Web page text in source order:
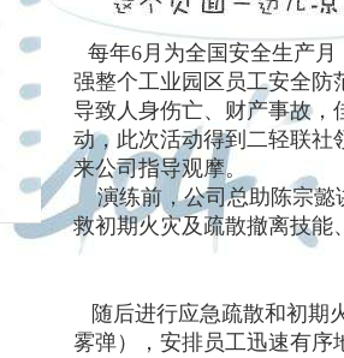
每年6月为全国安全生产
强整个工业园区员工安全防
导致人身伤亡、财产事故，
动，此次活动得到二轻联社
来公司指导观摩。
演练前，公司总助陈宗懿
救初期火灾及疏散撤离技能
随后进行应急疏散和初期
雾弹），安排员工迅速有序